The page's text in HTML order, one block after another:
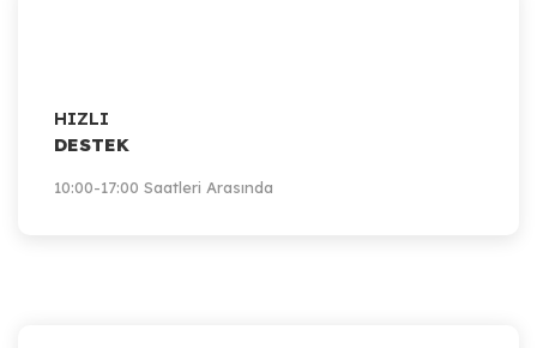
HIZLI
DESTEK
10:00-17:00 Saatleri Arasında